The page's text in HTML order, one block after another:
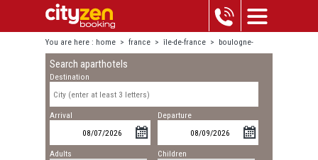
You are here : home > france > île-de-france > boulogne-
billancourt
Search aparthotels
Destination
Arrival Departure
Adults Children